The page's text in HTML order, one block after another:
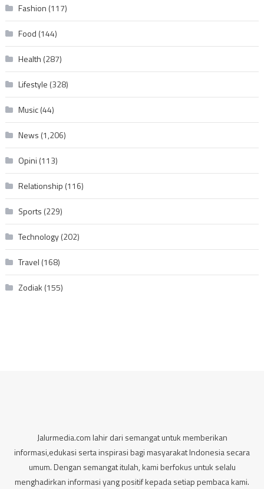
Fashion (117)
Food (144)
Health (287)
Lifestyle (328)
Music(44)
News (1,206)
Opini (113)
Relationship (116)
Sports (229)
Technology(202)
Travel (168)
Zodiak (155)
Jalurmedia.com lahir dari semangat untuk memberikan
informasi,edukasi serta inspirasi bagi masyarakat Indonesia secara
umum. Dengan semangat itulah, kami berfokus untuk selalu
menghadirkan informasi yang positif kepada setiap pembaca kami.